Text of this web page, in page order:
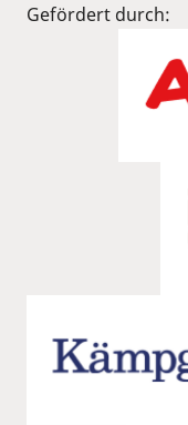
Gefördert durch: